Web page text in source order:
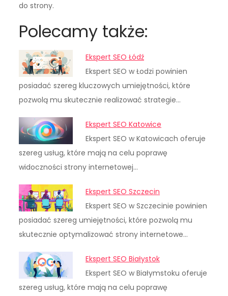
do strony.
Polecamy także:
Ekspert SEO Łódź
Ekspert SEO w Łodzi powinien
posiadać szereg kluczowych umiejętności, które
pozwolą mu skutecznie realizować strategie…
Ekspert SEO Katowice
Ekspert SEO w Katowicach oferuje
szereg usług, które mają na celu poprawę
widoczności strony internetowej…
Ekspert SEO Szczecin
Ekspert SEO w Szczecinie powinien
posiadać szereg umiejętności, które pozwolą mu
skutecznie optymalizować strony internetowe…
Ekspert SEO Białystok
Ekspert SEO w Białymstoku oferuje
szereg usług, które mają na celu poprawę